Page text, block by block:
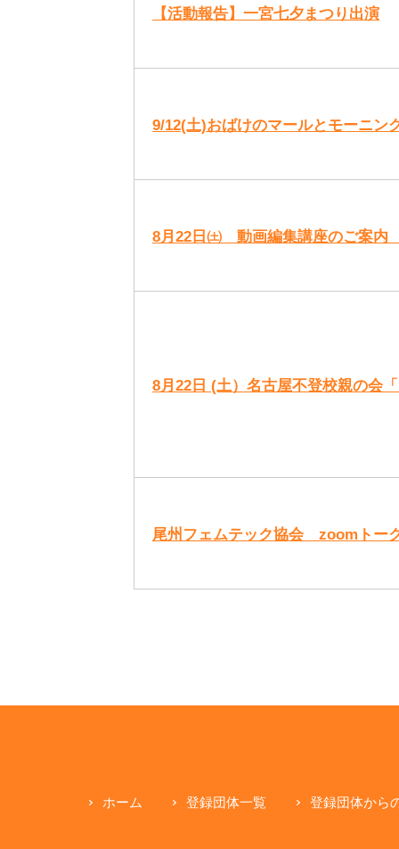
【活動報告】一宮七夕まつり出演
9/12(土)おばけのマールとモーニン
8月22日㈯ 動画編集講座のご案内
8月22日 (土）名古屋不登校親の会
尾州フェムテック協会 zoomトー
ホーム 登録団体一覧 登録団体から